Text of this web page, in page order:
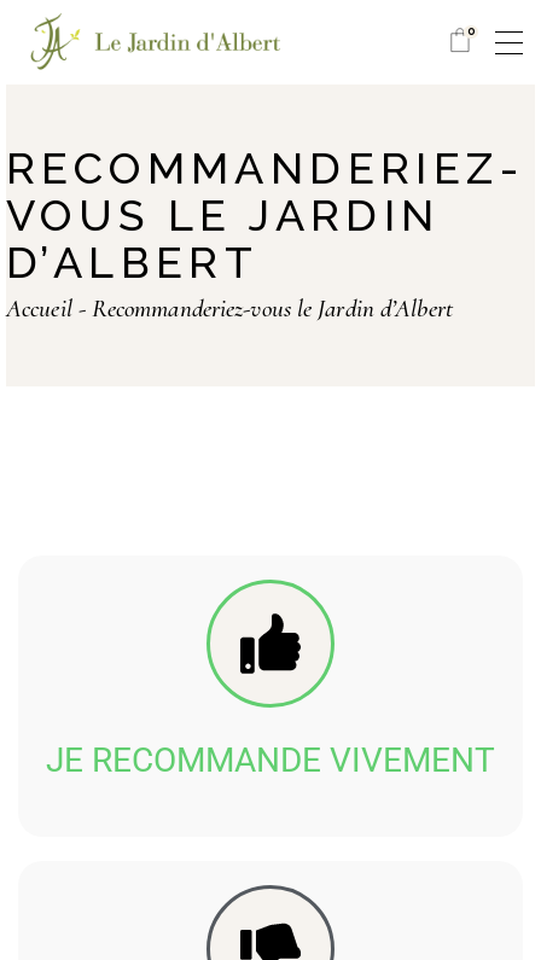
0
RECOMMANDERIEZ-
VOUS LE JARDIN
D’ALBERT
Accueil Recommanderiez-vous le Jardin d’Albert
JE RECOMMANDE VIVEMENT